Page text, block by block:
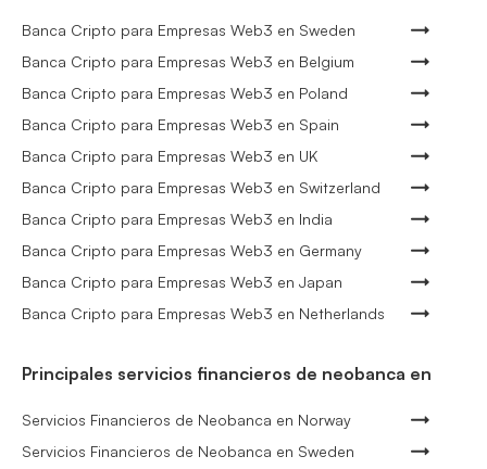
Banca Cripto para Empresas Web3 en Sweden
Banca Cripto para Empresas Web3 en Belgium
Banca Cripto para Empresas Web3 en Poland
Banca Cripto para Empresas Web3 en Spain
Banca Cripto para Empresas Web3 en UK
Banca Cripto para Empresas Web3 en Switzerland
Banca Cripto para Empresas Web3 en India
Banca Cripto para Empresas Web3 en Germany
Banca Cripto para Empresas Web3 en Japan
Banca Cripto para Empresas Web3 en Netherlands
Principales servicios financieros de neobanca en
Servicios Financieros de Neobanca en Norway
Servicios Financieros de Neobanca en Sweden